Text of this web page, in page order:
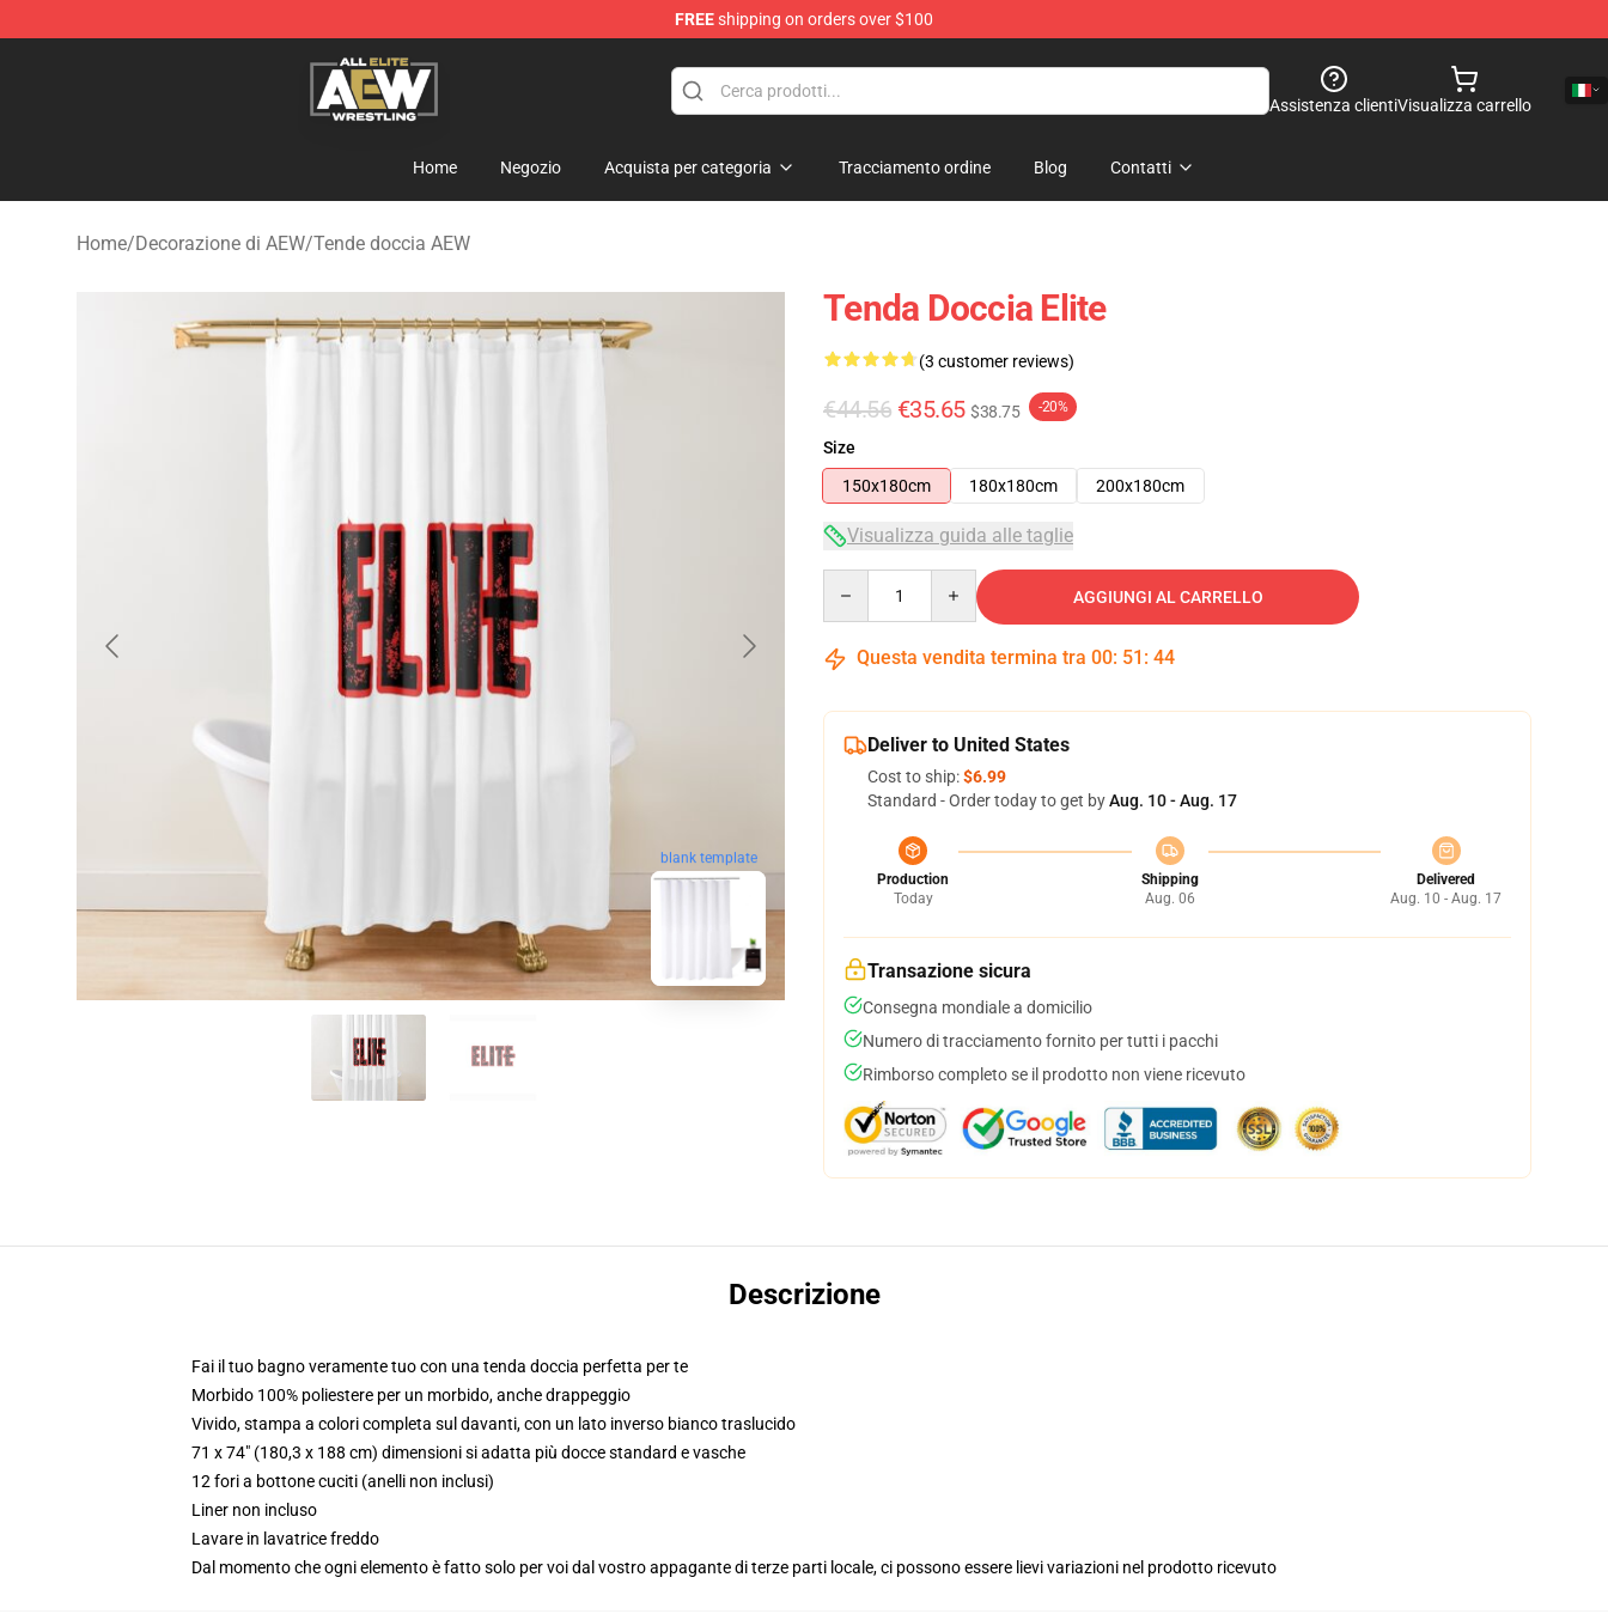
FREEshipping on orders over $100
Aew Shop ⚡️ Official Aew Merchandise Store
Assistenza clientiVisualizza carrello
Home Negozio Acquista per categoria Tracciamento ordine Blog Contatti
Home/Decorazione di AEW/Tende doccia AEW
blank template
Tenda Doccia Elite
(3 customer reviews)
€44.56 €35.65 $38.75 -20%
Size
150x180cm
180x180cm 200x180cm
Visualizza guida alle taglie
AGGIUNGI AL CARRELLO
Questa vendita termina tra 00: 51 : 43
Deliver to United States
Cost to ship:$6.99
Standard - Order today to get byAug. 10 - Aug. 17
Production
Today
Shipping
Aug. 06
Delivered
Aug. 10 - Aug. 17
Transazione sicura
Consegna mondiale a domicilio
Numero di tracciamento fornito per tutti i pacchi
Rimborso completo se il prodotto non viene ricevuto
Descrizione
Fai il tuo bagno veramente tuo con una tenda doccia perfetta per te
Morbido 100% poliestere per un morbido, anche drappeggio
Vivido, stampa a colori completa sul davanti, con un lato inverso bianco traslucido
71 x 74" (180,3 x 188 cm) dimensioni si adatta più docce standard e vasche
12 fori a bottone cuciti (anelli non inclusi)
Liner non incluso
Lavare in lavatrice freddo
Dal momento che ogni elemento è fatto solo per voi dal vostro appagante di terze parti locale, ci possono essere lievi variazioni nel prodotto ricevuto